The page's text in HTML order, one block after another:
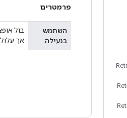
פרמטרים
השתמש
בנעילה
אך